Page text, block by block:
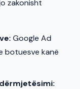
zakonisht
Google Ad
botuesve kanë